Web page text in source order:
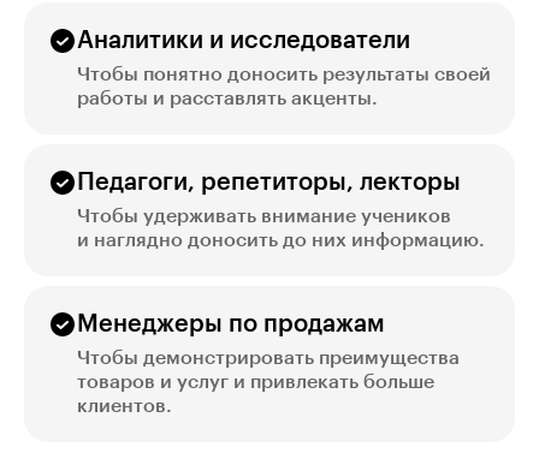
Аналитики и исследователи
Чтобы понятно доносить результаты своей
работы и расставлять акценты.
Педагоги, репетиторы, лекторы
Чтобы удерживать внимание учеников
и наглядно доносить до них информацию.
Менеджеры по продажам
Чтобы демонстрировать преимущества
товаров и услуг и привлекать больше
клиентов.